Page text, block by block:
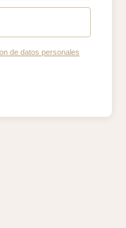
de datos personales